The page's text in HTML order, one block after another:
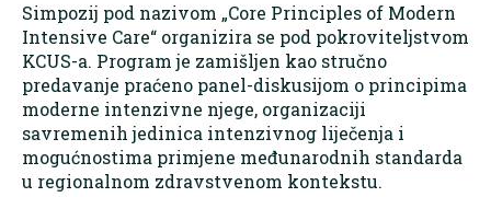
Simpozij pod nazivom „Core Principles of Modern
Intensive Care“ organizira se pod pokroviteljstvom
KCUS-a. Program je zamišljen kao stručno
predavanje praćeno panel-diskusijom o principima
moderne intenzivne njege, organizaciji
savremenih jedinica intenzivnog liječenja i
mogućnostima primjene međunarodnih standarda
u regionalnom zdravstvenom kontekstu.